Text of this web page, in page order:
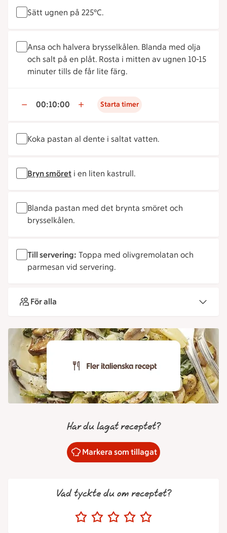
Sätt ugnen på 225°C.
Ansa och halvera brysselkålen. Blanda med olja
och salt på en plåt. Rosta i mitten av ugnen 10-15
minuter tills de får lite färg.
00:10:00 Starta timer
Koka pastan al dente i saltat vatten.
Bryn smöret i en liten kastrull.
Blanda pastan med det brynta smöret och
brysselkålen.
Till servering: Toppa med olivgremolatan och
parmesan vid servering.
För alla
Har du lagat receptet?
Markera som tillagat
Vad tyckte du om receptet?